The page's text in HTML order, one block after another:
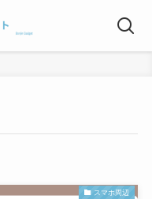
スマホ周辺